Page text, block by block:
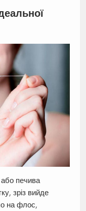
печива
зріз вийде
на флос,